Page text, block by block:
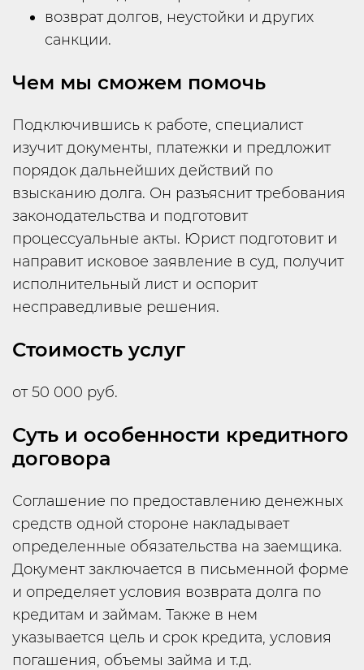
возврат долгов, неустойки и других
санкции.
Чем мы сможем помочь
Подключившись к работе, специалист
изучит документы, платежки и предложит
порядок дальнейших действий по
взысканию долга. Он разъяснит требования
законодательства и подготовит
процессуальные акты. Юрист подготовит и
направит исковое заявление в суд, получит
исполнительный лист и оспорит
несправедливые решения.
Стоимость услуг
от 50 000 руб.
Суть и особенности кредитного
договора
Соглашение по предоставлению денежных
средств одной стороне накладывает
определенные обязательства на заемщика.
Документ заключается в письменной форме
и определяет условия возврата долга по
кредитам и займам. Также в нем
указывается цель и срок кредита, условия
погашения, объемы займа и т.д.